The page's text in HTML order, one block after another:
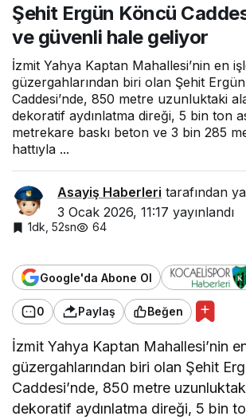
Şehit Ergün Köncü
ve güvenli hale geliyor
İzmit Yahya Kaptan Mahallesi’nin en
güzergahlarından biri olan Şehit
Caddesi’nde, 850 metre uzunluktaki
dekoratif aydınlatma direği, 5 bin ton
metrekare baskı beton ve 3 bin 285
hattıyla ...
Asayiş Haberleri tarafından
3 Ocak 2026, 11:17 yayınlandı
1dk, 52sn 64
Google'da Abone Ol
0 Paylaş Beğen
İzmit Yahya Kaptan Mahallesi’nin
güzergahlarından biri olan Şehit
Caddesi’nde, 850 metre
dekoratif aydınlatma direği, 5 bin